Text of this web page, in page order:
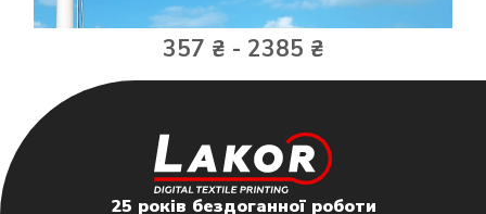
357 ₴ - 2385 ₴
25 років бездоганної роботи